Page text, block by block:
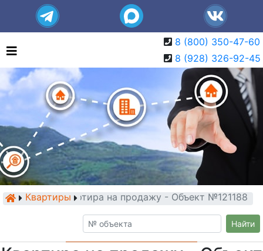
8 (800) 350-47-60
8 (928) 326-92-45
КвартирыКвартира на продажу - Объект №121188
Найти